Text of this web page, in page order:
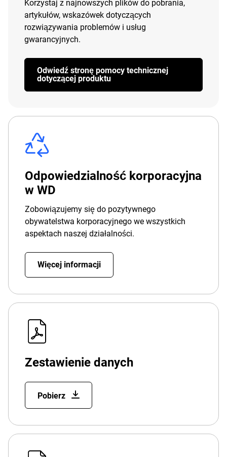
Korzystaj z najnowszych plików do pobrania,
artykułów, wskazówek dotyczących
rozwiązywania problemów i usług
gwarancyjnych.
Odwiedź stronę pomocy technicznej
dotyczącej produktu
Odpowiedzialność korporacyjna
w WD
Zobowiązujemy się do pozytywnego
obywatelstwa korporacyjnego we wszystkich
aspektach naszej działalności.
Więcej informacji
Zestawienie danych
Pobierz